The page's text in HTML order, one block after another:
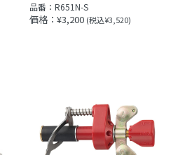
品番：R651N-S
価格：¥3,200 (税込¥3,520)